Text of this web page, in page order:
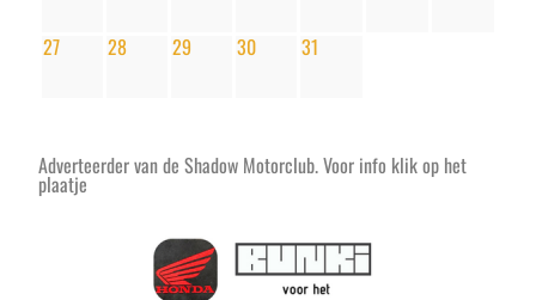
27 28 29 30 31
Adverteerder van de Shadow Motorclub. Voor info klik op het
plaatje